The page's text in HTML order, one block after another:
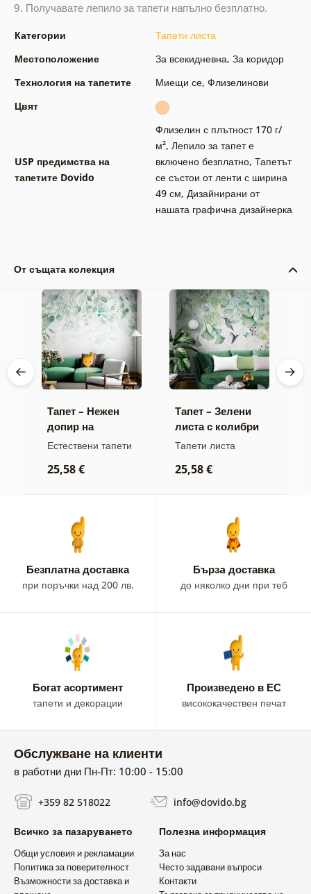
9. Получавате лепило за тапети напълно безплатно.
Категории
Тапети листа
Местоположение
За всекидневна, За коридор
Технология на тапетите
Миещи се, Флизелинови
Цвят
USP предимства на
тапетите Dovido
Флизелин с плътност 170 г/
м², Лепило за тапет е
включено безплатно, Тапетът
се състои от ленти с ширина
49 см, Дизайнирани от
нашата графична дизайнерка
От същата колекция
Тапет – Нежен
допир на
природата
Естествени тапети
25,58 €
Тапет – Зелени
листа с колибри
Тапети листа
25,58 €
Безплатна доставка
при поръчки над 200 лв.
Бързa доставка
до няколко дни при теб
Богат асортимент
тапети и декорации
Произведено в ЕС
висококачествен печат
Обслужване на клиенти
в работни дни Пн-Пт: 10:00 - 15:00
+359 82 518022 info@dovido.bg
Всичко за пазаруването
Общи условия и рекламации
Политика за поверителност
Възможности за доставка и
Полезна информация
За нас
Често задавани въпроси
Контакти